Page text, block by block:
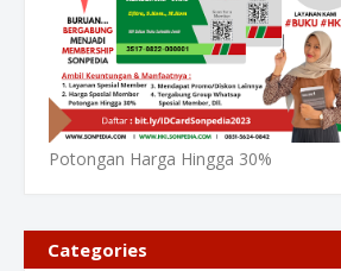
Potongan Harga Hingga 30%
Categories